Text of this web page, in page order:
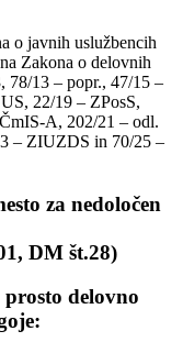
o javnih uslužbencih
Zakona o delovnih
78/13 – popr., 47/15 –
22/19 – ZPosS,
A, 202/21 – odl.
– ZIUZDS in 70/25 –
za nedoločen
DM št.28)
delovno